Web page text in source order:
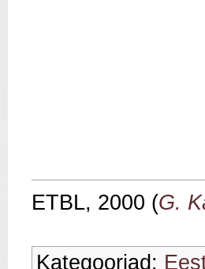
ETBL, 2000 (G.
Kategooriad: